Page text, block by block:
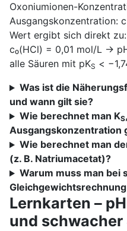
Oxoniumionen-
Ausgangskonzentration:
Wert ergibt sich direkt zu:
c₀(HCl) = 0,01 mol/L →
alle Säuren mit pKS <
Was ist die
und wann gilt sie?
Wie berechnet man KS
Ausgangskonzentration
Wie berechnet man
(z. B. Natriumacetat)?
Warum muss man bei
Lernkarten –
und schwacher